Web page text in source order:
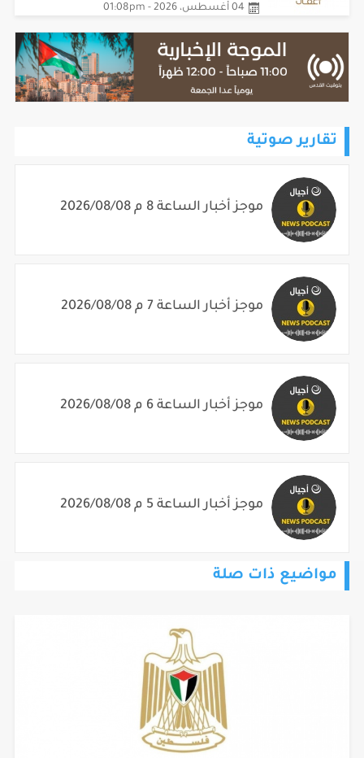
04 أغسطس، 2026 - 01:08pm
تقارير صوتية
موجز أخبار الساعة 8 م 2026/08/08
موجز أخبار الساعة 7 م 2026/08/08
موجز أخبار الساعة 6 م 2026/08/08
موجز أخبار الساعة 5 م 2026/08/08
مواضيع ذات صلة